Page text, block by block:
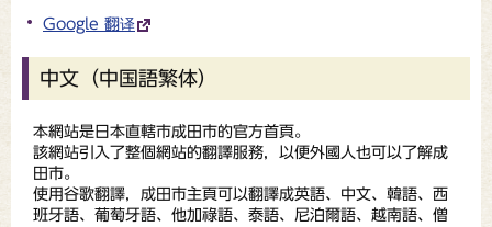
Google 翻译
中文（中国語繁体）
本網站是日本直轄市成田市的官方首頁。
該網站引入了整個網站的翻譯服務，以便外國人也可以了解成
田市。
使用谷歌翻譯，成田市主頁可以翻譯成英語、中文、韓語、西
班牙語、葡萄牙語、他加祿語、泰語、尼泊爾語、越南語、僧